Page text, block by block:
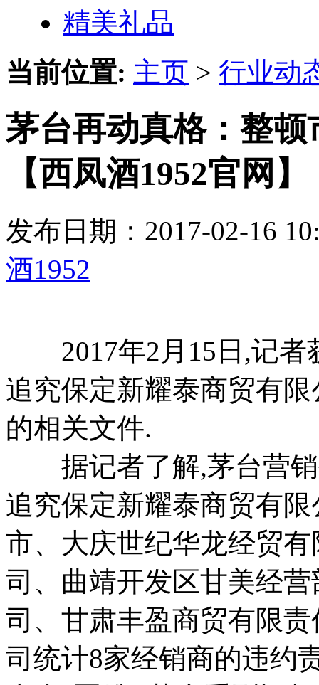
精美礼品
当前位置: 主页 > 行业动
茅台再动真格：整
【西凤酒1952官网】
发布日期：2017-02-16
酒1952
2017年2月15日,记者
追究保定新耀泰商贸有
的相关文件.
据记者了解,茅台营销
追究保定新耀泰商贸有
市、大庆世纪华龙经贸
司、曲靖开发区甘美经
司、甘肃丰盈商贸有限
司统计8家经销商的违约